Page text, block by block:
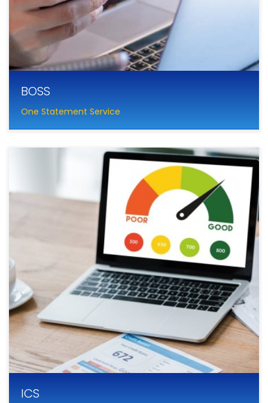
BOSS
One Statement Service
ICS